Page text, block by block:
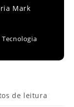
Mark
Tecnologia
de leitura